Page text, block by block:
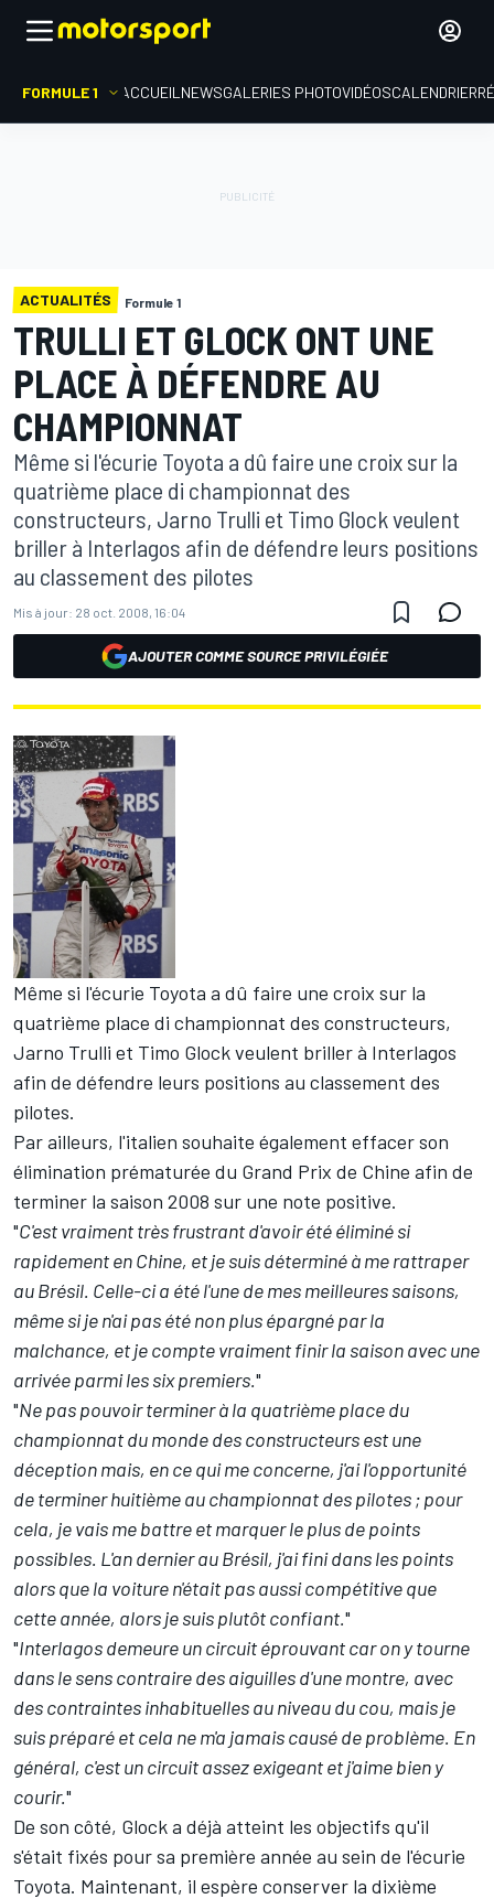
FORMULE 1 ACCUEIL NEWSGALERIES PHOTOVIDÉOSCALENDRIER
ACTUALITÉS Formule 1
TRULLI ET GLOCK ONT UNE
PLACE À DÉFENDRE AU
CHAMPIONNAT
Même si l'écurie Toyota a dû faire une croix sur la
quatrième place di championnat des
constructeurs, Jarno Trulli et Timo Glock veulent
briller à Interlagos afin de défendre leurs positions
au classement des pilotes
Mis à jour: 28 oct. 2008, 16:04
AJOUTER COMME SOURCE PRIVILÉGIÉE
Même si l'écurie Toyota a dû faire une croix sur la
quatrième place di championnat des constructeurs,
Jarno Trulli et Timo Glock veulent briller à Interlagos
afin de défendre leurs positions au classement des
pilotes.
Par ailleurs, l'italien souhaite également effacer son
élimination prématurée du Grand Prix de Chine afin de
terminer la saison 2008 sur une note positive.
"C'est vraiment très frustrant d'avoir été éliminé si
rapidement en Chine, et je suis déterminé à me rattraper
au Brésil. Celle-ci a été l'une de mes meilleures saisons,
même si je n'ai pas été non plus épargné par la
malchance, et je compte vraiment finir la saison avec une
arrivée parmi les six premiers."
"Ne pas pouvoir terminer à la quatrième place du
championnat du monde des constructeurs est une
déception mais, en ce qui me concerne, j'ai l'opportunité
de terminer huitième au championnat des pilotes ; pour
cela, je vais me battre et marquer le plus de points
possibles. L'an dernier au Brésil, j'ai fini dans les points
alors que la voiture n'était pas aussi compétitive que
cette année, alors je suis plutôt confiant."
"Interlagos demeure un circuit éprouvant car on y tourne
dans le sens contraire des aiguilles d'une montre, avec
des contraintes inhabituelles au niveau du cou, mais je
suis préparé et cela ne m'a jamais causé de problème. En
général, c'est un circuit assez exigeant et j'aime bien y
courir."
De son côté, Glock a déjà atteint les objectifs qu'il
s'était fixés pour sa première année au sein de l'écurie
Toyota. Maintenant, il espère conserver la dixième